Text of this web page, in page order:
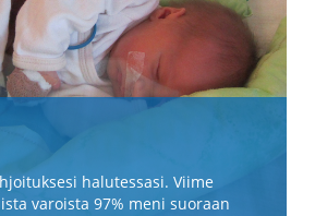
halutessasi. Viime
varoista 97% meni suoraan